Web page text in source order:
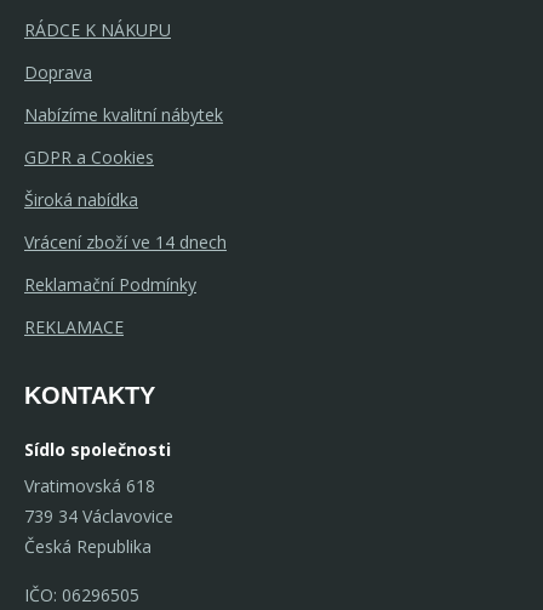
RÁDCE K NÁKUPU
Doprava
Nabízíme kvalitní nábytek
GDPR a Cookies
Široká nabídka
Vrácení zboží ve 14 dnech
Reklamační Podmínky
REKLAMACE
KONTAKTY
Sídlo společnosti
Vratimovská 618
739 34 Václavovice
Česká Republika
IČO: 06296505